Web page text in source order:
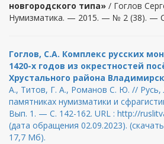
новгородского типа» / Гоглов
Нумизматика. — 2015. — № 2 (38). —
Гоглов, С.А. Комплекс русских
1420-х годов из окрестностей
Хрустального района
А., Титов, Г. А., Романов С. Ю. // Русь,
памятниках нумизматики и
Вып. 1. — С. 142-162. URL : http://
(дата обращения 02.09.2023).
17,7 Мб).